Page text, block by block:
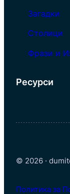
Загадки
Столици
Фрази и
Ресурси
© 2026 ·
Политика за